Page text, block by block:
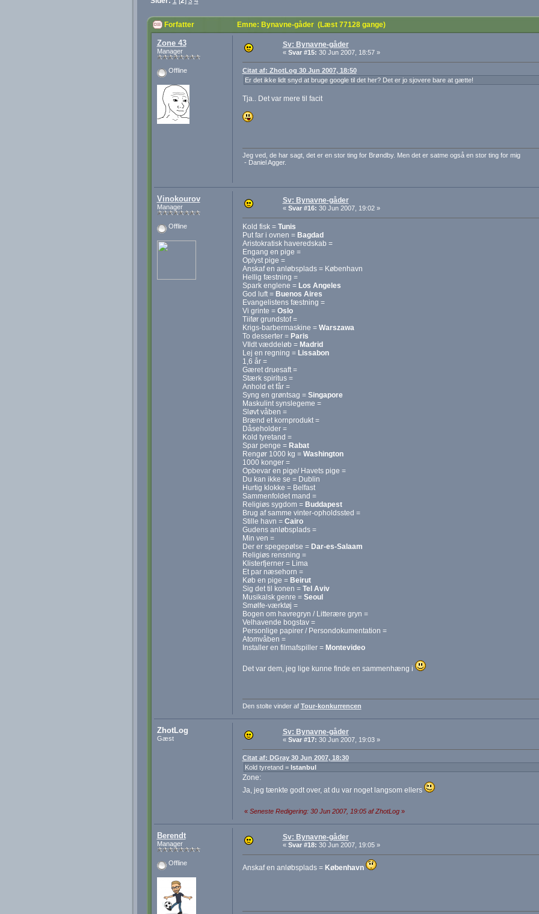
Forfatter Emne: Bynavne-gåder (Læst 77128 gange)
Zone 43
Manager
Offline
Sv: Bynavne-gåder
« Svar #15: 30 Jun 2007, 18:57 »
Citat af: ZhotLog 30 Jun 2007, 18:50
Er det ikke lidt snyd at bruge google til det her? Det er jo sjovere bare at gætte!
Tja.. Det var mere til facit
Jeg ved, de har sagt, det er en stor ting for Brøndby. Men det er satme også en stor ting for mig
- Daniel Agger.
Vinokourov
Manager
Offline
Sv: Bynavne-gåder
« Svar #16: 30 Jun 2007, 19:02 »
Kold fisk = Tunis
Put far i ovnen = Bagdad
Aristokratisk haveredskab =
Engang en pige =
Oplyst pige =
Anskaf en anløbsplads = København
Hellig fæstning =
Spark englene = Los Angeles
God luft = Buenos Aires
Evangelistens fæstning =
Vi grinte = Oslo
Tiifør grundstof =
Krigs-barbermaskine = Warszawa
To desserter = Paris
VIldt væddeløb = Madrid
Lej en regning = Lissabon
1,6 år =
Gæret druesaft =
Stærk spiritus =
Anhold et får =
Syng en grøntsag = Singapore
Maskulint synslegeme =
Sløvt våben =
Brænd et kornprodukt =
Dåseholder =
Kold tyretand =
Spar penge = Rabat
Rengør 1000 kg = Washington
1000 konger =
Opbevar en pige/ Havets pige =
Du kan ikke se = Dublin
Hurtig klokke = Belfast
Sammenfoldet mand =
Religiøs sygdom = Buddapest
Brug af samme vinter-opholdssted =
Stille havn = Cairo
Gudens anløbsplads =
Min ven =
Der er spegepølse = Dar-es-Salaam
Religiøs rensning =
Klisterfjerner = Lima
Et par næsehorn =
Køb en pige = Beirut
Sig det til konen = Tel Aviv
Musikalsk genre = Seoul
Smølfe-værktøj =
Bogen om havregryn / Litterære gryn =
Velhavende bogstav =
Personlige papirer / Persondokumentation =
Atomvåben =
Installer en filmafspiller = Montevideo
Det var dem, jeg lige kunne finde en sammenhæng i
Den stolte vinder af Tour-konkurrencen
ZhotLog
Gæst
Sv: Bynavne-gåder
« Svar #17: 30 Jun 2007, 19:03 »
Citat af: DGray 30 Jun 2007, 18:30
Kold tyretand = Istanbul
Zone:
Ja, jeg tænkte godt over, at du var noget langsom ellers
« Seneste Redigering: 30 Jun 2007, 19:05 af ZhotLog»
Berendt
Manager
Offline
Sv: Bynavne-gåder
« Svar #18: 30 Jun 2007, 19:05 »
Anskaf en anløbsplads = København